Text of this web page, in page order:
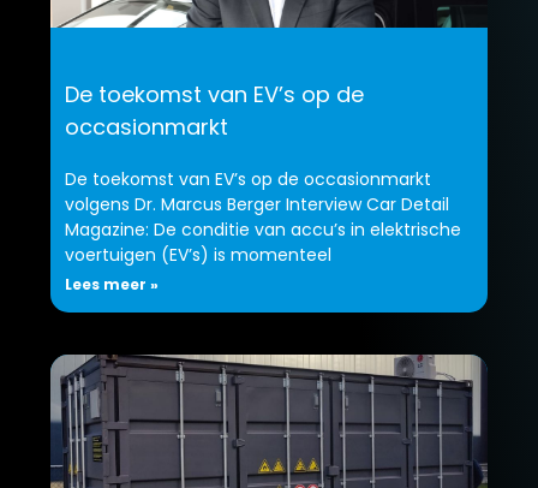
De toekomst van EV’s op de
occasionmarkt
De toekomst van EV’s op de occasionmarkt
volgens Dr. Marcus Berger Interview Car Detail
Magazine: De conditie van accu’s in elektrische
voertuigen (EV’s) is momenteel
Lees meer »